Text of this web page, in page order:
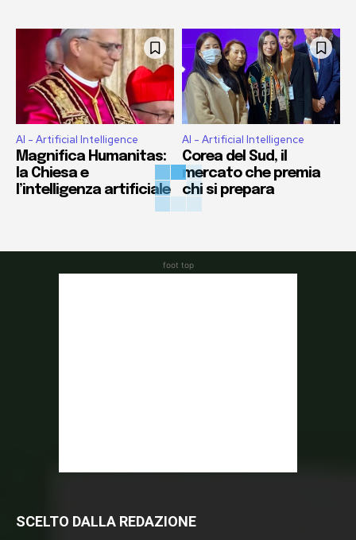
AI - Artificial Intelligence
Magnifica Humanitas:
la Chiesa e
l’intelligenza artificiale
AI - Artificial Intelligence
Corea del Sud, il
mercato che premia
chi si prepara
foot top
SCELTO DALLA REDAZIONE